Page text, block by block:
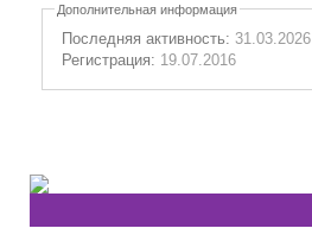
Дополнительная информация
Последняя активность: 31.03.2026
Регистрация: 19.07.2016